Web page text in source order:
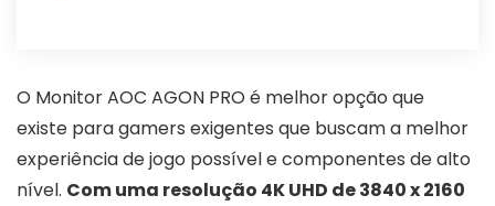
O Monitor AOC AGON PRO é melhor opção que
existe para gamers exigentes que buscam a melhor
experiência de jogo possível e componentes de alto
nível. Com uma resolução 4K UHD de 3840 x 2160